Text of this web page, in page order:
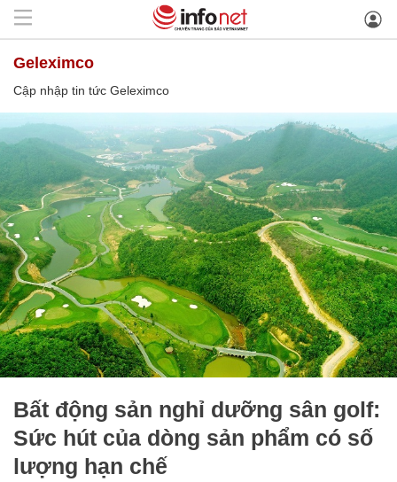
Geleximco
Cập nhập tin tức Geleximco
Bất động sản nghỉ dưỡng sân golf:
Sức hút của dòng sản phẩm có số
lượng hạn chế